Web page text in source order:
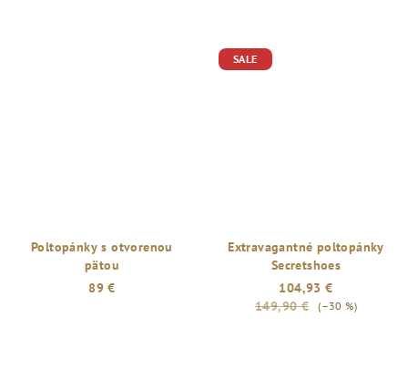
Poltopánky s otvorenou
pätou
89 €
SALE
Extravagantné poltopánky
Secretshoes
104,93 €
149,90 €
(–30 %)